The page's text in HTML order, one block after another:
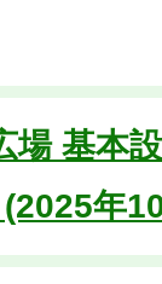
場 基本
年